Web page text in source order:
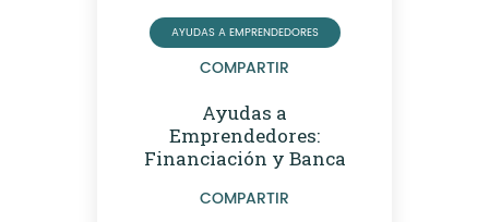
AYUDAS A EMPRENDEDORES
COMPARTIR
Ayudas a
Emprendedores:
Financiación y Banca
COMPARTIR